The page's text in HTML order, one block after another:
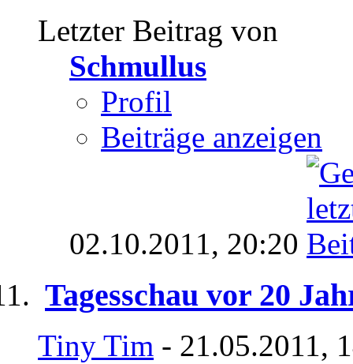
Letzter Beitrag von
Schmullus
Profil
Beiträge anzeigen
02.10.2011, 20:20
Tagesschau vor 20
Tiny Tim - 21.05.2011,